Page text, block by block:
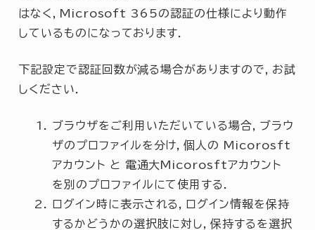
はなく，Microsoft 365の認証の仕様により動作
しているものになっております．
下記設定で認証回数が減る場合がありますので，お試
しください．
ブラウザをご利用いただいている場合，ブラウ
ザのプロファイルを分け，個人の Micorosft
アカウント と 電通大Micorosftアカウント
を別のプロファイルにて使用する．
ログイン時に表示される，ログイン情報を保持
するかどうかの選択肢に対し，保持するを選択